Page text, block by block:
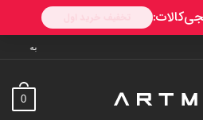
به آرتمن خوش آمدید.
0